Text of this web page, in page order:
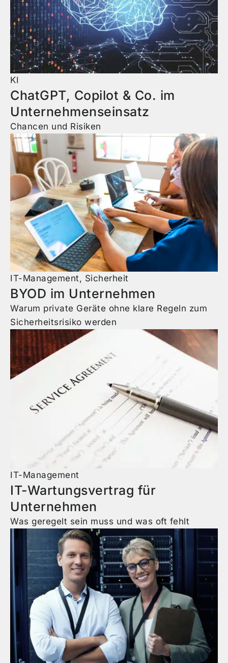
KI
ChatGPT, Copilot & Co. im
Unternehmenseinsatz
Chancen und Risiken
IT-Management, Sicherheit
BYOD im Unternehmen
Warum private Geräte ohne klare Regeln zum
Sicherheitsrisiko werden
IT-Management
IT-Wartungsvertrag für
Unternehmen
Was geregelt sein muss und was oft fehlt